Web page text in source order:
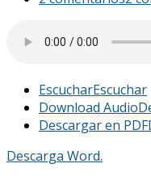
EscucharEscuchar
Download Audio
Descargar en PDF
Descarga Word.